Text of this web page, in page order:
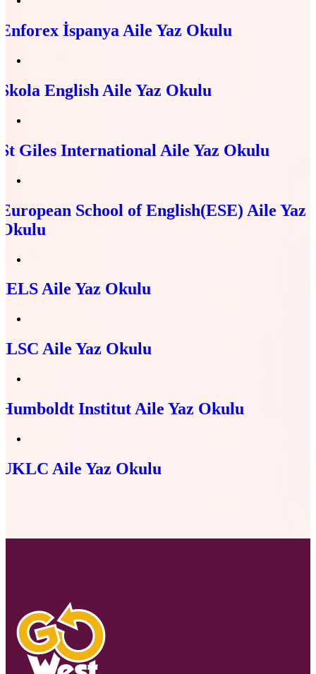
Enforex İspanya Aile Yaz Okulu
Skola English Aile Yaz Okulu
St Giles International Aile Yaz Okulu
European School of English(ESE) Aile Yaz
Okulu
IELS Aile Yaz Okulu
ILSC Aile Yaz Okulu
Humboldt Institut Aile Yaz Okulu
UKLC Aile Yaz Okulu